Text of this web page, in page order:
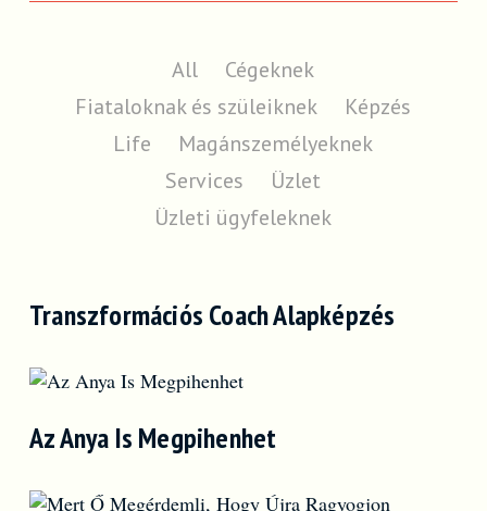
All
Cégeknek
Fiataloknak és szüleiknek
Képzés
Life
Magánszemélyeknek
Services
Üzlet
Üzleti ügyfeleknek
Transzformációs Coach Alapképzés
Az Anya Is Megpihenhet